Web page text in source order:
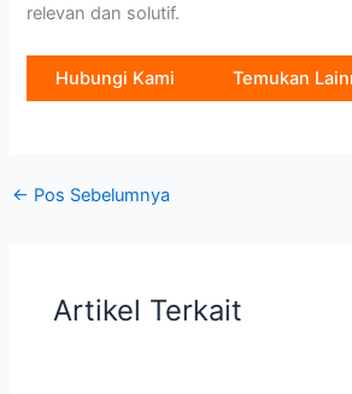
relevan dan solutif.
Hubungi Kami Temukan
← Pos Sebelumnya
Artikel Terkait